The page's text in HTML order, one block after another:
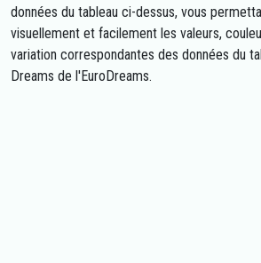
données du tableau ci-dessus, vous
visuellement et facilement les valeurs,
variation correspondantes des données du
Dreams de l'EuroDreams.